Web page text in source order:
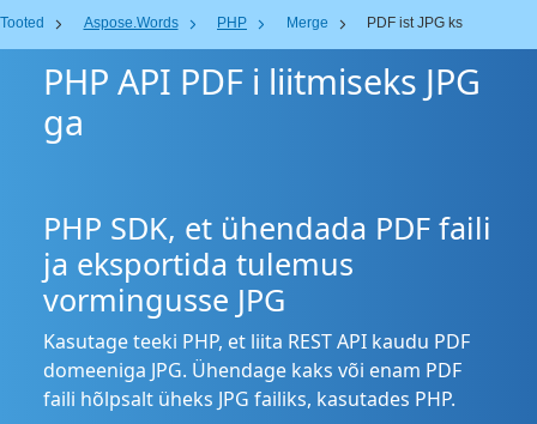
Tooted Aspose.Words PHP Merge PDF ist JPG ks
PHP API PDF i liitmiseks JPG
ga
PHP SDK, et ühendada PDF faili
ja eksportida tulemus
vormingusse JPG
Kasutage teeki PHP, et liita REST API kaudu PDF
domeeniga JPG. Ühendage kaks või enam PDF
faili hõlpsalt üheks JPG failiks, kasutades PHP.